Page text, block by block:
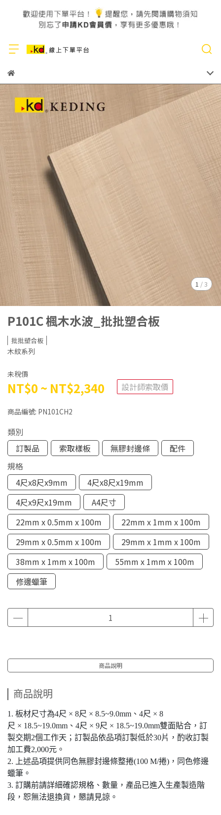
1 /3
P101C 楓木水波_批批塑合板
批批塑合板
木紋系列
未稅價
NT$0 ~ NT$2,340 設計師索取價
商品編號: PN101CH2
類別
訂製品
索取樣板 無膠封邊條
配件
規格
4尺x8尺x9mm
4尺x8尺x19mm
4尺x9尺x19mm
A4尺寸
22mm x 0.5mm x 100m
22mm x 1mm x 100m
29mm x 0.5mm x 100m
29mm x 1mm x 100m
38mm x 1mm x 100m
55mm x 1mm x 100m
修邊蠟筆
商品說明
商品說明
1. 板材尺寸為4尺 × 8尺 × 8.5~9.0mm、4尺 × 8
尺 × 18.5~19.0mm、4尺 × 9尺 × 18.5~19.0mm雙面貼合，訂
製交期2個工作天；訂製品依品項訂製低於30片，酌收訂製
加工費2,000元。
2. 上述品項提供同色無膠封邊條整捲(100 M/捲)，同色修邊
蠟筆。
3. 訂購前請詳細確認規格、數量，產品已進入生產製造階
段，恕無法退換貨，懇請見諒。